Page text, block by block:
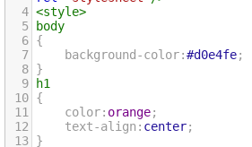
4 <style>
5
body
6 {
7
background-color:#d0e4fe;
8 }
9
h1
10 {
11
color: orange;
12
text-align : center;
13 }